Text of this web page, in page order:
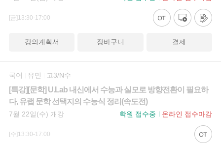
[금]13:30-17:00
강의계획서 장바구니 결제
국어 유민 고3/N수
[특강][문학] U.Lab 내신에서 수능과 실모로 방향전환이 필요하
다, 유랩 문학 선택지의 수능식 정리(속도전)
7월 22일(수) 개강 학원 접수중 온라인 접수마감
[수]13:30-17:00